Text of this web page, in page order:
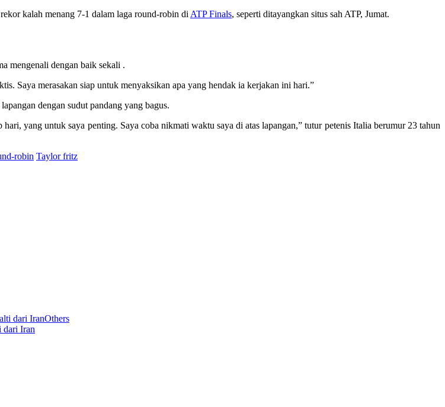
kalah menang 7-1 dalam laga round-robin di ATP Finals, seperti ditayangkan situs sah ATP, Jumat.
mengenali dengan baik sekali .
Saya merasakan siap untuk menyaksikan apa yang hendak ia kerjakan ini hari.”
dengan sudut pandang yang bagus.
yang untuk saya penting. Saya coba nikmati waktu saya di atas lapangan,” tutur petenis Italia berumur 23 tahun
robin Taylor fritz
Others
dari Iran